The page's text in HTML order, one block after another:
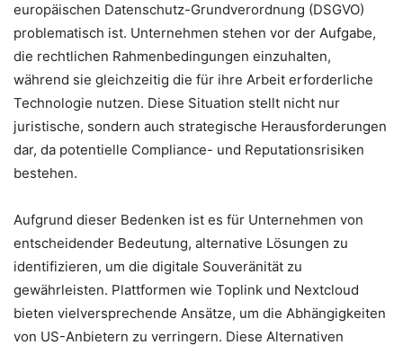
europäischen Datenschutz-Grundverordnung (DSGVO)
problematisch ist. Unternehmen stehen vor der Aufgabe,
die rechtlichen Rahmenbedingungen einzuhalten,
während sie gleichzeitig die für ihre Arbeit erforderliche
Technologie nutzen. Diese Situation stellt nicht nur
juristische, sondern auch strategische Herausforderungen
dar, da potentielle Compliance- und Reputationsrisiken
bestehen.
Aufgrund dieser Bedenken ist es für Unternehmen von
entscheidender Bedeutung, alternative Lösungen zu
identifizieren, um die digitale Souveränität zu
gewährleisten. Plattformen wie Toplink und Nextcloud
bieten vielversprechende Ansätze, um die Abhängigkeiten
von US-Anbietern zu verringern. Diese Alternativen